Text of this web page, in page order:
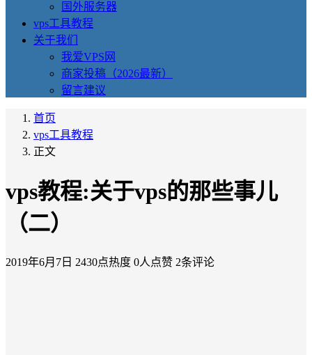
国外服务器
vps工具教程
关于我们
我爱VPS网
商家投稿（2026最新）
留言建议
首页
vps工具教程
正文
vps教程:关于vps的那些事儿
（二）
2019年6月7日 2430点热度 0人点赞 2条评论